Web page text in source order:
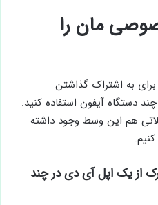
مان را
برای به اشتراک گذاشتن
دستگاه آیفون استفاده کنید.
هم این وسط وجود داشته
از یک اپل آی دی در چند